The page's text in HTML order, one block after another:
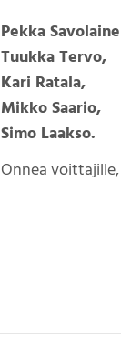
Pekka
Tuukka Tervo,
Kari Ratala,
Mikko Saario,
Simo Laakso.
Onnea